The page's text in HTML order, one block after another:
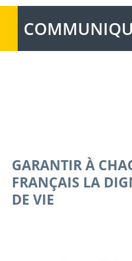
GARANTIR À
FRANÇAIS LA
DE VIE